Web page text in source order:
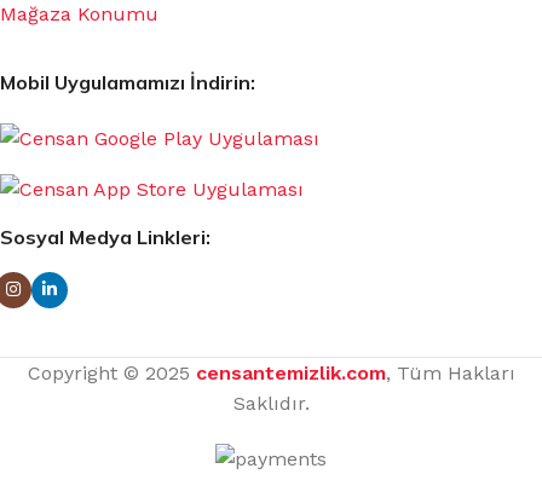
Mağaza Konumu
Mobil Uygulamamızı İndirin:
Sosyal Medya Linkleri:
Copyright © 2025 censantemizlik.com, Tüm Hakları
Saklıdır.